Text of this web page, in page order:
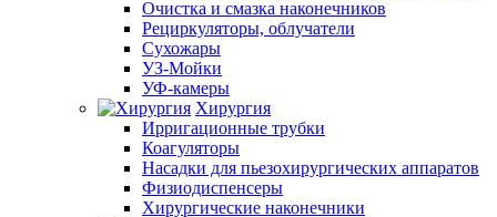
Очистка и смазка наконечников
Рециркуляторы, облучатели
Сухожары
УЗ-Мойки
УФ-камеры
Хирургия
Ирригационные трубки
Коагуляторы
Насадки для пьезохирургических аппаратов
Физиодиспенсеры
Хирургические наконечники